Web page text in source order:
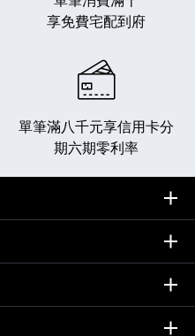
享免費宅配到府
單筆滿八千元享信用卡分
期六期零利率